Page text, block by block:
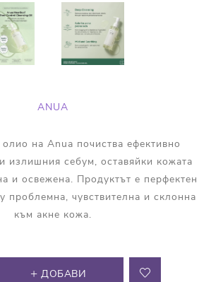
ANUA
на Anua почиства ефективно
излишния себум, оставяйки кожата
и освежена. Продуктът е перфектен
проблемна, чувствителна и склонна
към акне кожа.
ДОБАВИ